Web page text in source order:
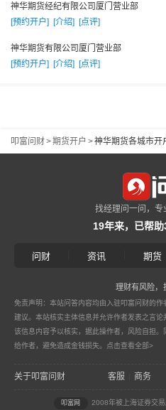
神华期货经纪有限公司厦门营业部
[预约开户] [介绍] [点评]
神华期货有限公司厦门营业部
[预约开户] [介绍] [点评]
叩富问财>期货开户 >神华期货各城市开
找经理问一问，专
19年来，已帮
问财 资讯 期货
理财有风险，
免责声明：本站问答内容均由入驻叩富问财的
建议。本站核实主体信息并允许作者发表之言
该信息内容予以核实，据此操作者，风险自担
给作者，避免造成金钱损失。 点击查看全部>
关于叩富问财 客服 商务
叩富网 2008年被上海证券交